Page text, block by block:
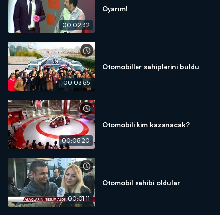
00:02:32
Oyarım!
00:03:56
Otomobiller sahiplerini buldu
00:05:20
Otomobili kim kazanacak?
00:01:11
Otomobil sahibi oldular